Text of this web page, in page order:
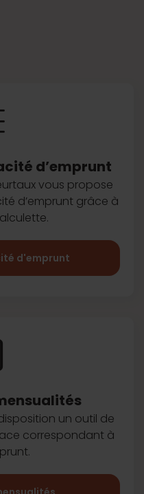
d’emprunt
vous propose
d’emprunt grâce à
d'emprunt
un outil de
correspondant à